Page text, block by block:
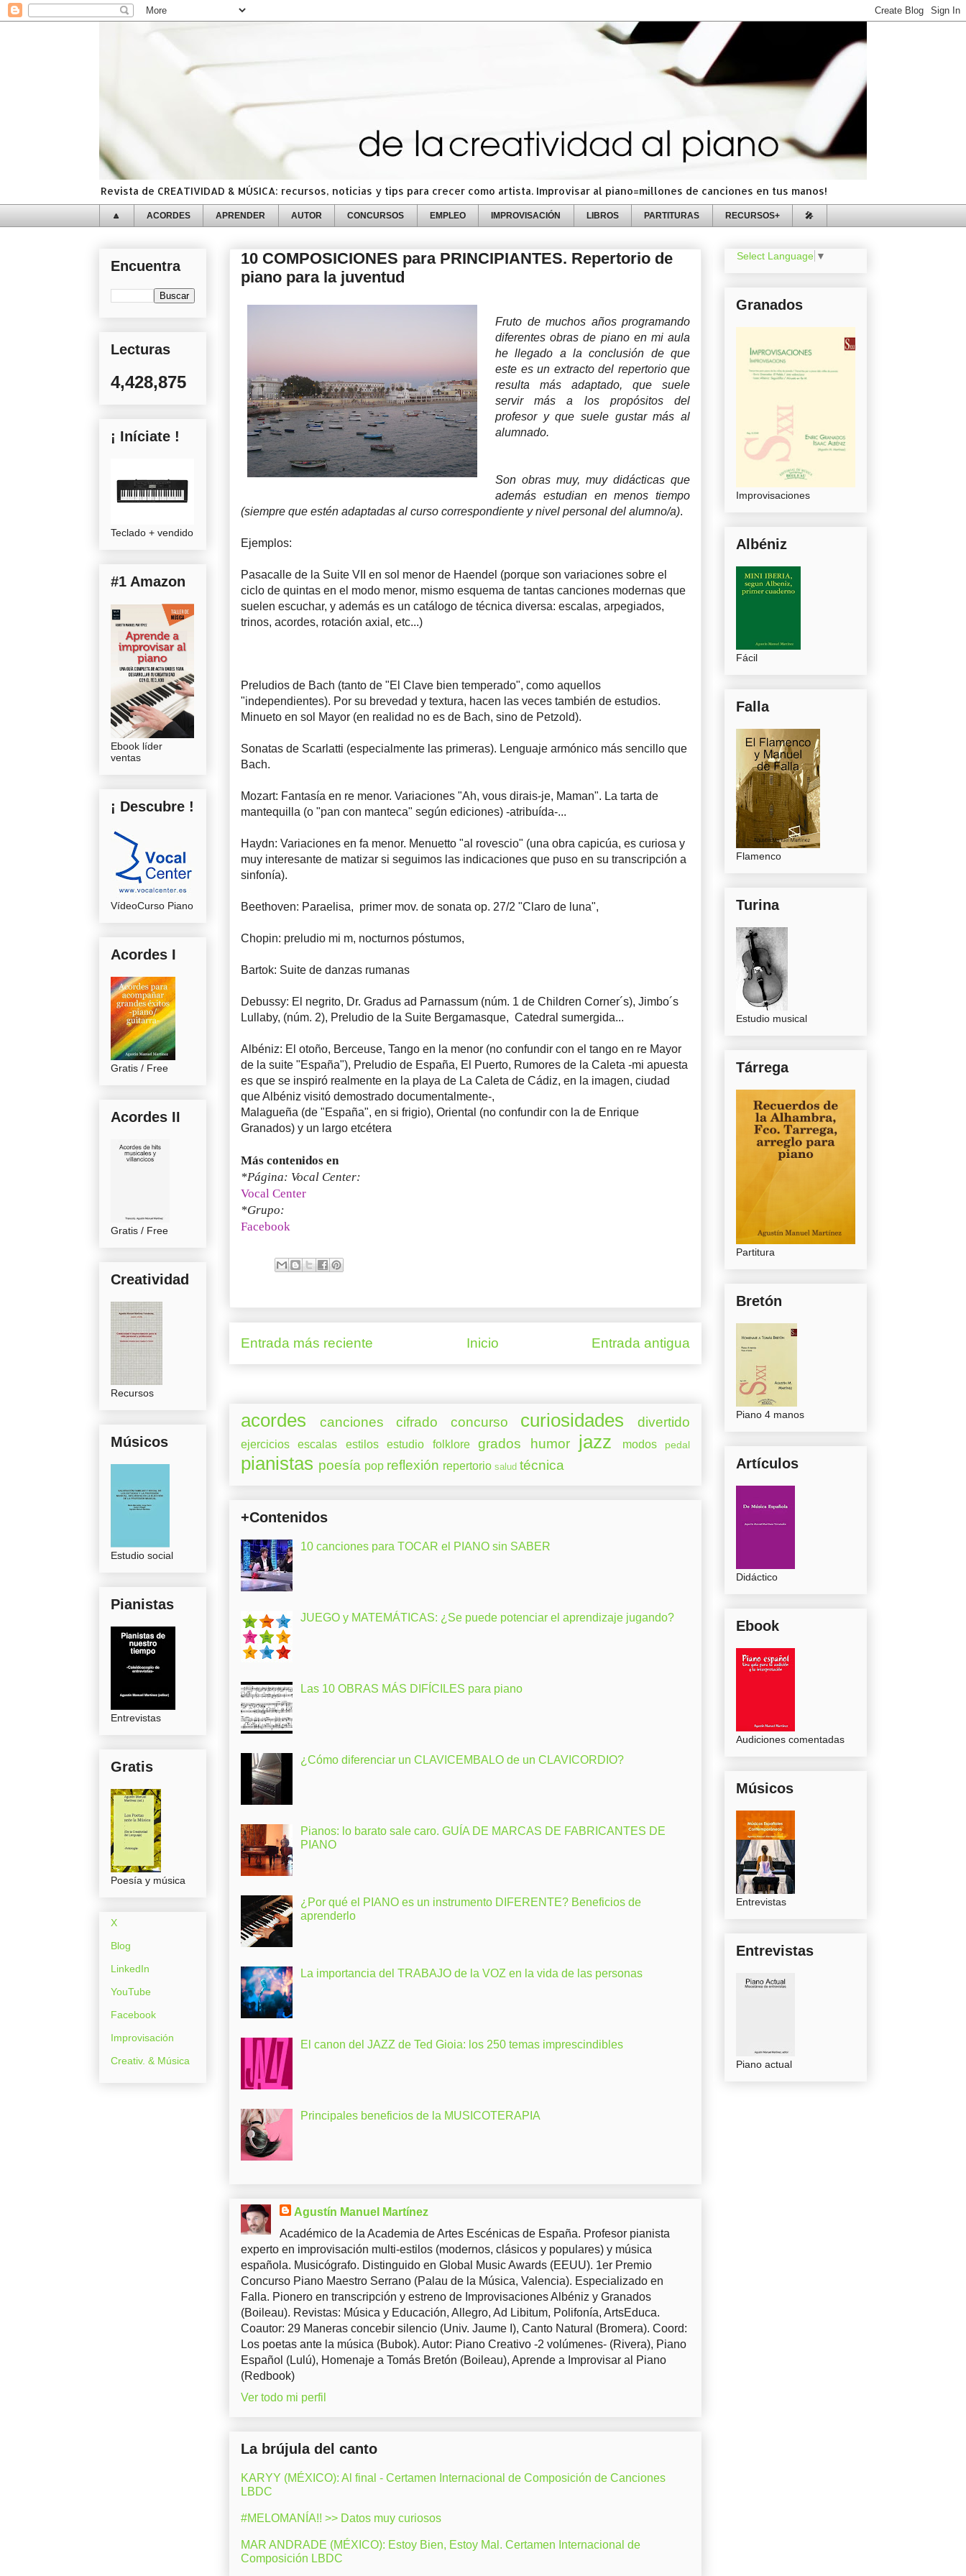
Revista de CREATIVIDAD & MÚSICA: recursos, noticias y tips para crecer como artista. Improvisar al piano=millones de canciones en tus manos!
🔼 ACORDES APRENDER AUTOR CONCURSOS EMPLEO IMPROVISACIÓN LIBROS PARTITURAS RECURSOS+ 🎤
10 COMPOSICIONES para PRINCIPIANTES. Repertorio de
piano para la juventud
Fruto de muchos años programando
diferentes obras de piano en mi aula
he llegado a la conclusión de que
este es un extracto del repertorio que
resulta más adaptado, que suele
servir más a los propósitos del
profesor y que suele gustar más al
alumnado.
Son obras muy, muy didácticas que
además estudian en menos tiempo
(siempre que estén adaptadas al curso correspondiente y nivel personal del alumno/a).
Ejemplos:
Pasacalle de la Suite VII en sol menor de Haendel (porque son variaciones sobre el
ciclo de quintas en el modo menor, mismo esquema de tantas canciones modernas que
suelen escuchar, y además es un catálogo de técnica diversa: escalas, arpegiados,
trinos, acordes, rotación axial, etc...)
Preludios de Bach (tanto de "El Clave bien temperado", como aquellos
"independientes). Por su brevedad y textura, hacen las veces también de estudios.
Minueto en sol Mayor (en realidad no es de Bach, sino de Petzold).
Sonatas de Scarlatti (especialmente las primeras). Lenguaje armónico más sencillo que
Bach.
Mozart: Fantasía en re menor. Variaciones "Ah, vous dirais-je, Maman". La tarta de
mantequilla (o "pan con manteca" según ediciones) -atribuída-...
Haydn: Variaciones en fa menor. Menuetto "al rovescio" (una obra capicúa, es curiosa y
muy interesante de matizar si seguimos las indicaciones que puso en su transcripción a
sinfonía).
Beethoven: Paraelisa, primer mov. de sonata op. 27/2 "Claro de luna",
Chopin: preludio mi m, nocturnos póstumos,
Bartok: Suite de danzas rumanas
Debussy: El negrito, Dr. Gradus ad Parnassum (núm. 1 de Children Corner´s), Jimbo´s
Lullaby, (núm. 2), Preludio de la Suite Bergamasque, Catedral sumergida...
Albéniz: El otoño, Berceuse, Tango en la menor (no confundir con el tango en re Mayor
de la suite "España"), Preludio de España, El Puerto, Rumores de la Caleta -mi apuesta
es que se inspiró realmente en la playa de La Caleta de Cádiz, en la imagen, ciudad
que Albéniz visitó demostrado documentalmente-,
Malagueña (de "España", en si frigio), Oriental (no confundir con la de Enrique
Granados) y un largo etcétera
Más contenidos en
*Página: Vocal Center:
Vocal Center
*Grupo:
Facebook
Entrada más reciente Entrada antigua
Inicio
acordes canciones cifrado concurso curiosidades divertido
ejercicios escalas estilos estudio folklore grados humor jazz modos pedal
pianistas poesía pop reflexión repertorio salud técnica
+Contenidos
10 canciones para TOCAR el PIANO sin SABER
JUEGO y MATEMÁTICAS: ¿Se puede potenciar el aprendizaje jugando?
Las 10 OBRAS MÁS DIFÍCILES para piano
¿Cómo diferenciar un CLAVICEMBALO de un CLAVICORDIO?
Pianos: lo barato sale caro. GUÍA DE MARCAS DE FABRICANTES DE
PIANO
¿Por qué el PIANO es un instrumento DIFERENTE? Beneficios de
aprenderlo
La importancia del TRABAJO de la VOZ en la vida de las personas
El canon del JAZZ de Ted Gioia: los 250 temas imprescindibles
Principales beneficios de la MUSICOTERAPIA
Agustín Manuel Martínez
Académico de la Academia de Artes Escénicas de España. Profesor pianista
experto en improvisación multi-estilos (modernos, clásicos y populares) y música
española. Musicógrafo. Distinguido en Global Music Awards (EEUU). 1er Premio
Concurso Piano Maestro Serrano (Palau de la Música, Valencia). Especializado en
Falla. Pionero en transcripción y estreno de Improvisaciones Albéniz y Granados
(Boileau). Revistas: Música y Educación, Allegro, Ad Libitum, Polifonía, ArtsEduca.
Coautor: 29 Maneras concebir silencio (Univ. Jaume I), Canto Natural (Bromera). Coord:
Los poetas ante la música (Bubok). Autor: Piano Creativo -2 volúmenes- (Rivera), Piano
Español (Lulú), Homenaje a Tomás Bretón (Boileau), Aprende a Improvisar al Piano
(Redbook)
Ver todo mi perfil
La brújula del canto
KARYY (MÉXICO): Al final - Certamen Internacional de Composición de Canciones
LBDC
#MELOMANÍA!! >> Datos muy curiosos
MAR ANDRADE (MÉXICO): Estoy Bien, Estoy Mal. Certamen Internacional de
Composición LBDC
Encuentra
Lecturas
4,428,875
¡ Iníciate !
Teclado + vendido
#1 Amazon
Ebook líder
ventas
¡ Descubre !
VídeoCurso Piano
Acordes I
Gratis / Free
Acordes II
Gratis / Free
Creatividad
Recursos
Músicos
Estudio social
Pianistas
Entrevistas
Gratis
Poesía y música
X
Blog
LinkedIn
YouTube
Facebook
Improvisación
Creativ. & Música
Select Language ▼
Granados
Improvisaciones
Albéniz
Fácil
Falla
Flamenco
Turina
Estudio musical
Tárrega
Partitura
Bretón
Piano 4 manos
Artículos
Didáctico
Ebook
Audiciones comentadas
Músicos
Entrevistas
Entrevistas
Piano actual